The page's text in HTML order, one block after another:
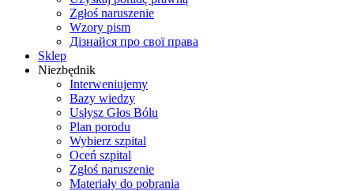
Zgłoś naruszenie
Wzory pism
Дiзнайся про свої права
Sklep
Niezbędnik
Interweniujemy
Bazy wiedzy
Usłysz Głos Bólu
Plan porodu
Wybierz szpital
Oceń szpital
Zgłoś naruszenie
Materiały do pobrania